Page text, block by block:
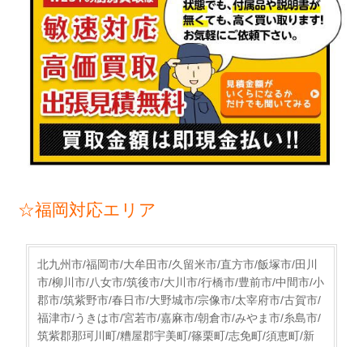
☆福岡対応エリア
北九州市/福岡市/大牟田市/久留米市/直方市/飯塚市/田川
市/柳川市/八女市/筑後市/大川市/行橋市/豊前市/中間市/小
郡市/筑紫野市/春日市/大野城市/宗像市/太宰府市/古賀市/
福津市/うきは市/宮若市/嘉麻市/朝倉市/みやま市/糸島市/
筑紫郡那珂川町/糟屋郡宇美町/篠栗町/志免町/須恵町/新